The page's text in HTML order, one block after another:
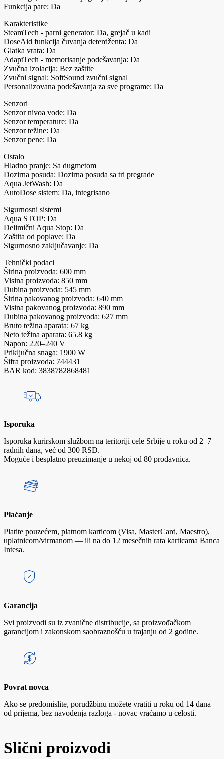
Funkcija pare: Da
Karakteristike
SteamTech - parni generator: Da, grejač u kadi
DoseAid funkcija čuvanja deterdženta: Da
Glatka vrata: Da
AdaptTech - memorisanje podešavanja: Da
Zvučna izolacija: Bez zaštite
Zvučni signal: SoftSound zvučni signal
Personalizovana podešavanja za sve programe: Da
Senzori
Senzor nivoa vode: Da
Senzor temperature: Da
Senzor težine: Da
Senzor pene: Da
Ostalo
Hladno pranje: Sa dugmetom
Dozirna posuda: Dozirna posuda sa tri pregrade
Aqua JetWash: Da
AutoDose sistem: Da, integrisano
Sigurnosni sistemi
Aqua STOP: Da
Delimični Aqua Stop: Da
Zaštita od poplave: Da
Sigurnosno zaključavanje: Da
Tehnički podaci
Širina proizvoda: 600 mm
Visina proizvoda: 850 mm
Dubina proizvoda: 545 mm
Širina pakovanog proizvoda: 640 mm
Visina pakovanog proizvoda: 890 mm
Dubina pakovanog proizvoda: 627 mm
Bruto težina aparata: 67 kg
Neto težina aparata: 65.8 kg
Napon: 220–240 V
Priključna snaga: 1900 W
Šifra proizvoda: 744431
BAR kod: 3838782868481
Isporuka
Isporuka kurirskom službom na teritoriji cele Srbije u roku od 2–7
radnih dana, već od 300 RSD.
Moguće i besplatno preuzimanje u nekoj od 80 prodavnica.
Plaćanje
Platite pouzećem, platnom karticom (Visa, MasterCard, Maestro),
uplatnicom/virmanom — ili na do 12 mesečnih rata karticama Banca
Intesa.
Garancija
Svi proizvodi su iz zvanične distribucije, sa proizvođačkom
garancijom i zakonskom saobraznošću u trajanju od 2 godine.
Povrat novca
Ako se predomislite, porudžbinu možete vratiti u roku od 14 dana
od prijema, bez navođenja razloga - novac vraćamo u celosti.
Slični proizvodi